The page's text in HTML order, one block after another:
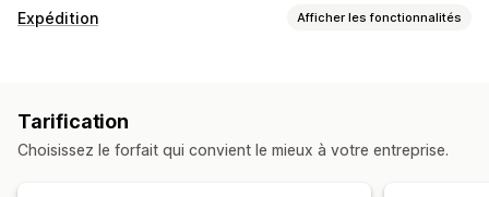
Suivi
Date de livraison estimée
Exportation de commande
Multi-transporteur API
Expédition Afficher les fonctionnalités
Multilingue Sélection du transporteur
Tarification
Choisissez le forfait qui convient le mieux à votre entreprise.